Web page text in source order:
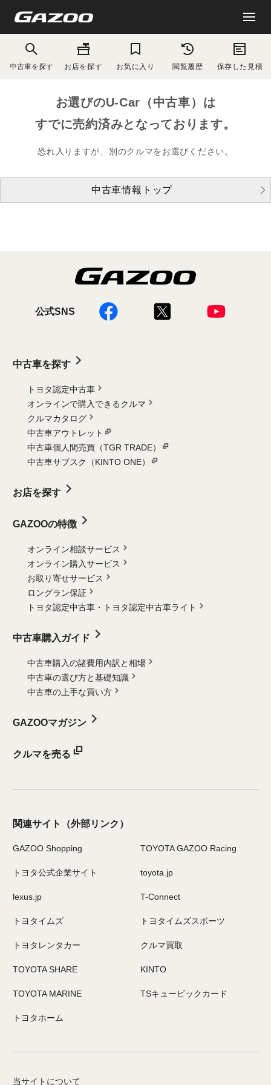
中古車を探す お店を探す お気に入り 閲覧履歴 保存した見積
お選びのU-Car（中古車）は
すでに売約済みとなっております。
恐れ入りますが、別のクルマをお選びください。
中古車情報トップ
公式SNS
中古車を探す
トヨタ認定中古車
オンラインで購入できるクルマ
クルマカタログ
中古車アウトレット
中古車個人間売買（TGR TRADE）
中古車サブスク（KINTO ONE）
お店を探す
GAZOOの特徴
オンライン相談サービス
オンライン購入サービス
お取り寄せサービス
ロングラン保証
トヨタ認定中古車・
トヨタ認定中古車ライト
中古車購入ガイド
中古車購入の諸費用内訳と相場
中古車の選び方と基礎知識
中古車の上手な買い方
GAZOOマガジン
クルマを売る
関連サイト （外部リンク）
GAZOO Shopping TOYOTA GAZOO Racing
トヨタ公式企業サイト toyota.jp
lexus.jp T-Connect
トヨタイムズ トヨタイムズスポーツ
トヨタレンタカー クルマ買取
TOYOTA SHARE KINTO
TOYOTA MARINE TSキュービックカード
トヨタホーム
当サイトについて